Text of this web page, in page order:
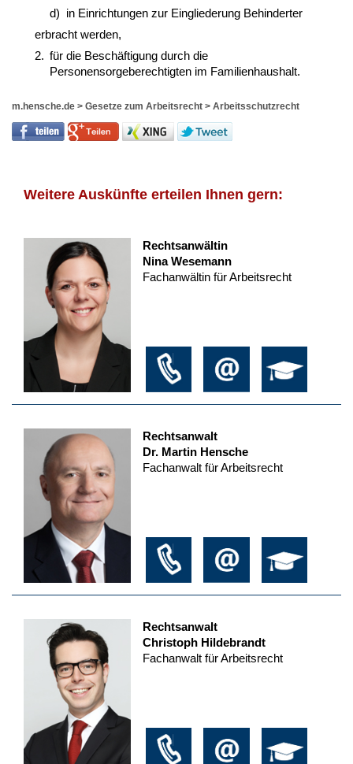
d) in Einrichtungen zur Eingliederung Behinderter
erbracht werden,
2. für die Beschäftigung durch die
Personensorgeberechtigten im Familienhaushalt.
m.hensche.de > Gesetze zum Arbeitsrecht > Arbeitsschutzrecht
Weitere Auskünfte erteilen Ihnen gern:
Rechtsanwältin
Nina Wesemann
Fachanwältin für Arbeitsrecht
Rechtsanwalt
Dr. Martin Hensche
Fachanwalt für Arbeitsrecht
Rechtsanwalt
Christoph Hildebrandt
Fachanwalt für Arbeitsrecht